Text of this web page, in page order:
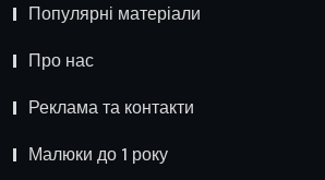
Популярні матеріали
Про нас
Реклама та контакти
Малюки до 1 року